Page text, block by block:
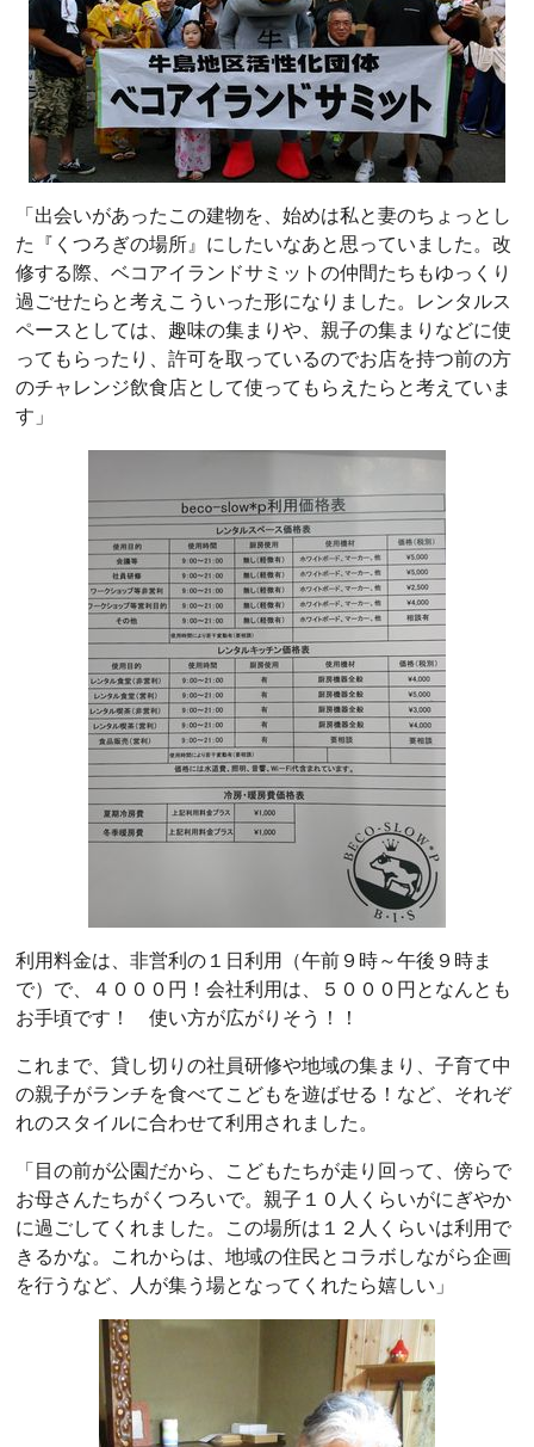
「出会いがあったこの建物を、始めは私と妻のちょっとし
た『くつろぎの場所』にしたいなあと思っていました。改
修する際、ベコアイランドサミットの仲間たちもゆっくり
過ごせたらと考えこういった形になりました。レンタルス
ペースとしては、趣味の集まりや、親子の集まりなどに使
ってもらったり、許可を取っているのでお店を持つ前の方
のチャレンジ飲食店として使ってもらえたらと考えていま
す」
利用料金は、非営利の１日利用（午前９時～午後９時ま
で）で、４０００円！会社利用は、５０００円となんとも
お手頃です！ 使い方が広がりそう！！
これまで、貸し切りの社員研修や地域の集まり、子育て中
の親子がランチを食べてこどもを遊ばせる！など、それぞ
れのスタイルに合わせて利用されました。
「目の前が公園だから、こどもたちが走り回って、傍らで
お母さんたちがくつろいで。親子１０人くらいがにぎやか
に過ごしてくれました。この場所は１２人くらいは利用で
きるかな。これからは、地域の住民とコラボしながら企画
を行うなど、人が集う場となってくれたら嬉しい」